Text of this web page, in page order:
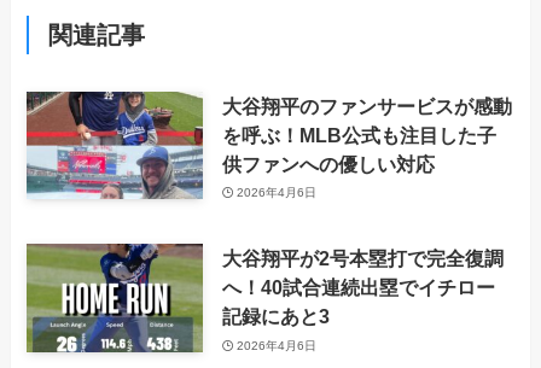
関連記事
大谷翔平のファンサービスが感動
を呼ぶ！MLB公式も注目した子
供ファンへの優しい対応
2026年4月6日
大谷翔平が2号本塁打で完全復調
へ！40試合連続出塁でイチロー
記録にあと3
2026年4月6日